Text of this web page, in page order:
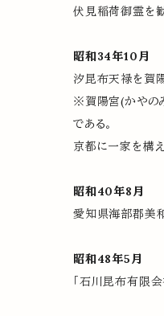
伏見稲荷御霊を
昭和34年10月
汐昆布天禄を賀
※賀陽宮(かやの
である。
京都に一家を構
昭和40年8月
愛知県海部郡美
昭和48年5月
「石川昆布有限